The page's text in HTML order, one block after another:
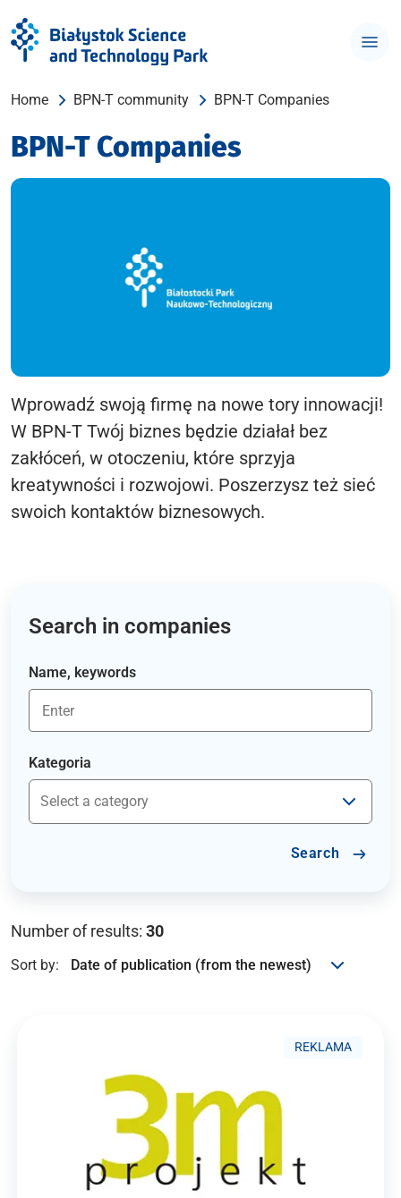
Home BPN-T community BPN-T Companies
BPN-T Companies
Wprowadź swoją firmę na nowe tory innowacji!
W BPN-T Twój biznes będzie działał bez
zakłóceń, w otoczeniu, które sprzyja
kreatywności i rozwojowi. Poszerzysz też sieć
swoich kontaktów biznesowych.
Search in companies
Name, keywords
Kategoria
Search
Number of results: 30
Sort by:
REKLAMA